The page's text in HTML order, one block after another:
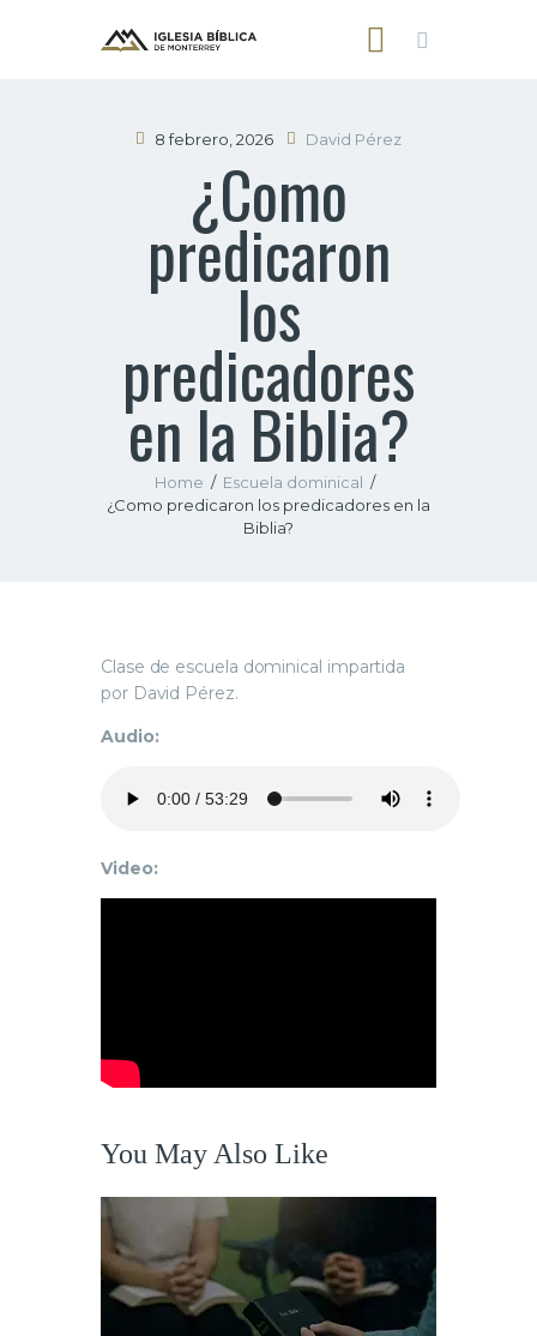
8 febrero, 2026 David Pérez
¿Como
predicaron
los
predicadores
en la Biblia?
Home
Escuela dominical
¿Como predicaron los predicadores en la
Biblia?
NOSOTROS
SERMONES
Clase de escuela dominical impartida
por David Pérez.
Audio:
Video:
You May Also Like